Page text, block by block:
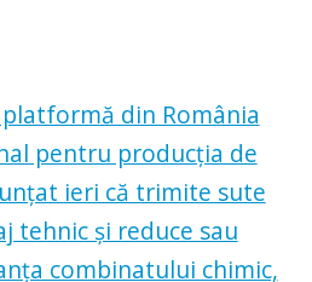
din România
pentru producția de
ieri că trimite sute
tehnic și reduce sau
combinatului chimic,